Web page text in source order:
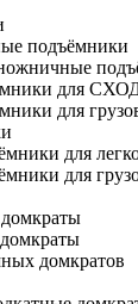
подъёмники
для
для
для
для
домкратов